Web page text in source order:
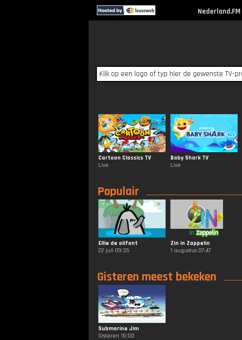
Nederland.FM
Cartoon Classics TV
Live
Baby Shark TV
Live
Populair
Ellie de olifant
22 juli 09:35
Zin in Zappelin
1 augustus 07:47
Gisteren meest bekeken
Submarine Jim
Gisteren 18:00